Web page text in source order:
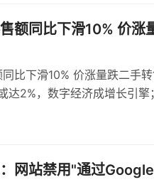
额同比下滑10% 价涨
比下滑10% 价涨量跌二手
达2%，数字经济成增长引
网站禁用"通过